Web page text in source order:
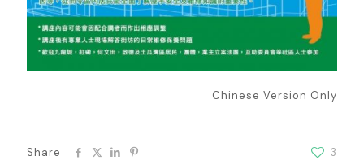
Chinese Version Only
Share 3